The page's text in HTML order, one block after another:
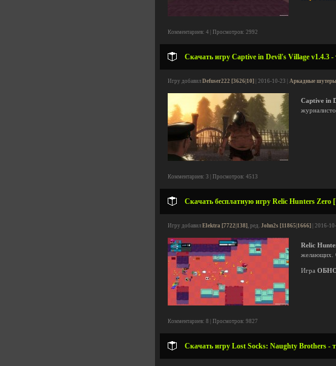
Комментариев: 4 | Просмотров: 2992
Скачать игру Captive in Devil's Village v1.4.3 -
Игру добавил Defuser222 [3626|10] | 2016-10-23 | Аркадные
Captive in
Комментариев: 3 | Просмотров: 4513
Скачать бесплатную игру Relic Hunters Zero
Игру добавил Elektra [7722|138], ред. John2s [11865|1666] | 2016-
Relic
желающих.
Игра
Комментариев: 8 | Просмотров: 9827
Скачать игру Lost Socks: Naughty Brothers -